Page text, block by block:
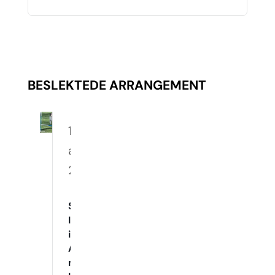
BESLEKTEDE ARRANGEMENT
10.
august
2026
Spennende
Innetrening
i
Agility
med